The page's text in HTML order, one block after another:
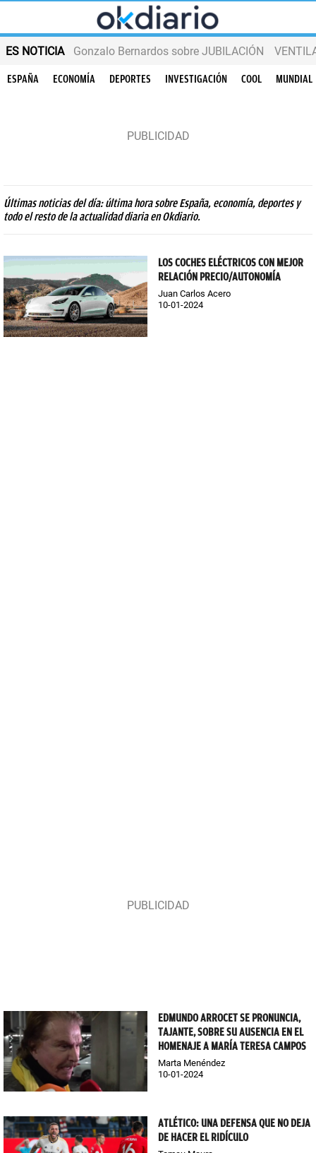
ES NOTICIA Gonzalo Bernardos sobre JUBILACIÓN
ESPAÑA ECONOMÍA DEPORTES INVESTIGACIÓN COOL MUNDIAL
Últimas noticias del día: última hora sobre España, economía, deportes y
todo el resto de la actualidad diaria en Okdiario.
LOS COCHES ELÉCTRICOS CON MEJOR
RELACIÓN PRECIO/AUTONOMÍA
Juan Carlos Acero
10-01-2024
EDMUNDO ARROCET SE PRONUNCIA,
TAJANTE, SOBRE SU AUSENCIA EN EL
HOMENAJE A MARÍA TERESA CAMPOS
Marta Menéndez
10-01-2024
ATLÉTICO: UNA DEFENSA QUE NO DEJA
DE HACER EL RIDÍCULO